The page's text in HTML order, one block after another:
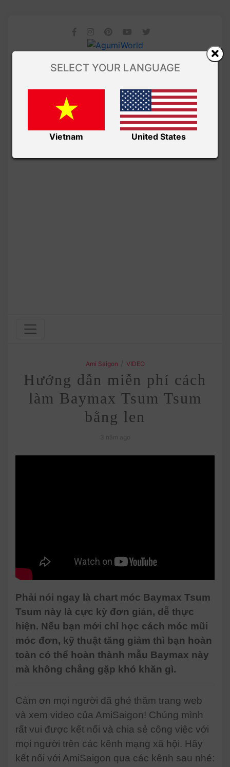
Ami Saigon VIDEO
Hướng dẫn miễn phí cách
làm Baymax Tsum Tsum
bằng len
Phải nói ngay là chart móc Baymax Tsum
Tsum này là cực kỳ đơn giản, dễ thực
hiện. Nếu bạn mới chỉ học cách móc mũi
móc đơn, kỹ thuật tăng giảm thì bạn hoàn
toàn có thể hoàn thành mẫu Baymax này
mà không chẳng gặp khó khăn gì.
Cảm ơn mọi người đã ghé thăm trang web
và xem video của AmiSaigon! Chúng mình
rất vui được kết nối và chia sẻ công việc với
mọi người trên các kênh mạng xã hội. Hãy
kết nối với AmiSaigon qua các kênh sau nhé:
SELECT YOUR LANGUAGE
Vietnam United States